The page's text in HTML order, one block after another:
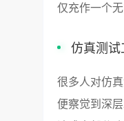
仅充作一个
仿真测试
很多人对仿
便察觉到深